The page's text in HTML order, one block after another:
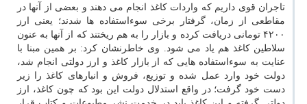
تاجران قوی داریم كه واردات كاغذ انجام می دهند و بعضی از آنها در
مقاطعی از زمان، گرفتار برخی سوءاستفاده ها شدند؛ یعنی ارز
۴۲۰۰ تومانی دریافت كرده و بازار را به هم ریختند كه از آنها به عنون
سلاطین كاغذ هم یاد می شود. وی خاطرنشان كرد: بر همین مبنا با
عنایت به سوءاستفاده هایی كه از بازار كاغذ و ارز دولتی انجام شد،
دولت خود وارد عمل شده و توزیع، فروش و انبارهای كاغذ را زیر
دست خود گرفت؛ در واقع استدلال دولت این بود كه چون كاغذ، ارز